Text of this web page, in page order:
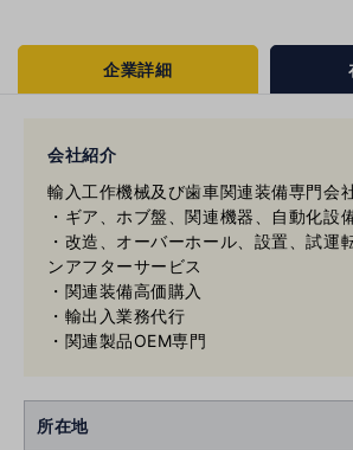
企業詳細
会社紹介
輸入工作機械及び歯車関連装備専門会
・ギア、ホブ盤、関連機器、自動化設
・改造、オーバーホール、設置、試運
ンアフターサービス
・関連装備高価購入
・輸出入業務代行
・関連製品OEM専門
所在地